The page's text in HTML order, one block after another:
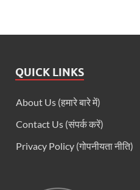
QUICK LINKS
About Us (हमारे बारे में)
Contact Us (संपर्क करें)
Privacy Policy (गोपनीयता नीति)